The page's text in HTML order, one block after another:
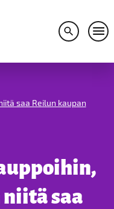
Avaa
saa Reilun kaupan
saa